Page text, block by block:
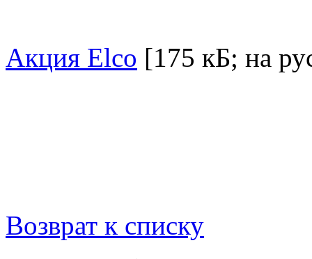
Акция Elco [175 кБ; на
Возврат к списку